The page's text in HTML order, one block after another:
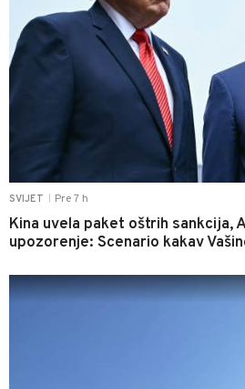
SVIJET Pre 7 h
Kina uvela paket oštrih sankcija,
upozorenje: Scenario kakav